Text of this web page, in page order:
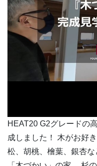
HEAT20 G2グレードの
成しました！ 木がお好
松、胡桃、檜葉、銀杏